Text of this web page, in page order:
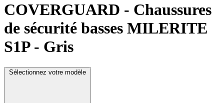
COVERGUARD - Chaussures
de sécurité basses MILERITE
S1P - Gris
Sélectionnez votre modèle